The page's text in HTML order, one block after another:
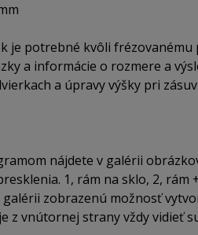
je potrebné kvôli
a informácie o rozmere a
a úpravy výšky pri
nájdete v galérii
1, rám na sklo, 2, rám
zobrazenú možnosť
z vnútornej strany vždy vidieť